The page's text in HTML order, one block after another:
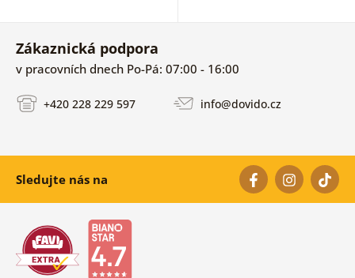
Zákaznická podpora
v pracovních dnech Po-Pá: 07:00 - 16:00
+420 228 229 597 info@dovido.cz
Sledujte nás na